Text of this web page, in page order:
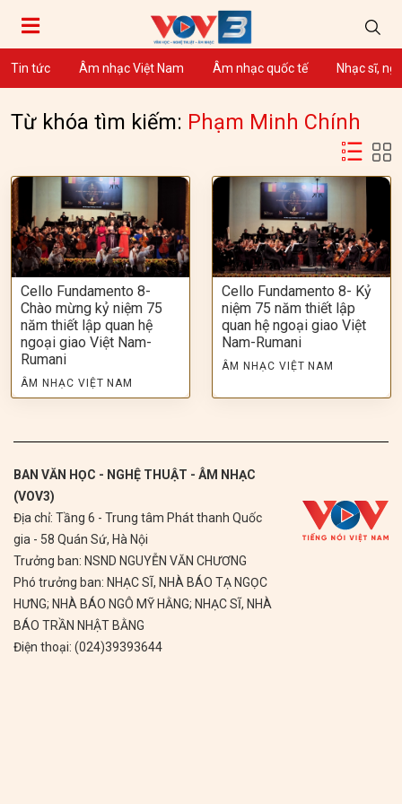
Tin tức Âm nhạc Việt Nam Âm nhạc quốc tế Nhạc sĩ,
Từ khóa tìm kiếm: Phạm Minh Chính
Cello Fundamento 8-
Chào mừng kỷ niệm 75
năm thiết lập quan hệ
ngoại giao Việt Nam-
Rumani
ÂM NHẠC VIỆT NAM
Cello Fundamento 8- Kỷ
niệm 75 năm thiết lập
quan hệ ngoại giao Việt
Nam-Rumani
ÂM NHẠC VIỆT NAM
BAN VĂN HỌC - NGHỆ THUẬT - ÂM NHẠC
(VOV3)
Địa chỉ: Tầng 6 - Trung tâm Phát thanh Quốc
gia - 58 Quán Sứ, Hà Nội
Trưởng ban: NSND NGUYỄN VĂN CHƯƠNG
Phó trưởng ban: NHẠC SĨ, NHÀ BÁO TẠ NGỌC
HƯNG; NHÀ BÁO NGÔ MỸ HẰNG; NHẠC SĨ, NHÀ
BÁO TRẦN NHẬT BẰNG
Điện thoại: (024)39393644